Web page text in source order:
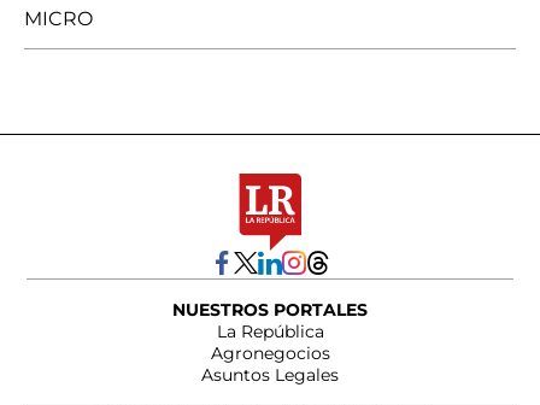
MICRO
NUESTROS PORTALES
La República
Agronegocios
Asuntos Legales